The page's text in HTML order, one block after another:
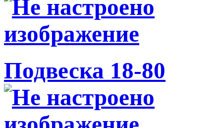
Подвеска 18-80